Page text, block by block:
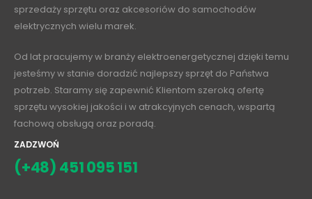
sprzedaży sprzętu oraz akcesoriów do samochodów
elektrycznych wielu marek.
Od lat pracujemy w branży elektroenergetycznej dzięki temu
jesteśmy w stanie doradzić najlepszy sprzęt do Państwa
potrzeb. Staramy się zapewnić Klientom szeroką ofertę
sprzętu wysokiej jakości i w atrakcyjnych cenach, wspartą
fachową obsługą oraz poradą.
ZADZWOŃ
(+48) 451 095 151